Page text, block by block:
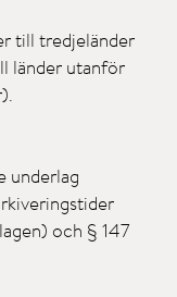
till tredjeländer
länder utanför
underlag
och § 147